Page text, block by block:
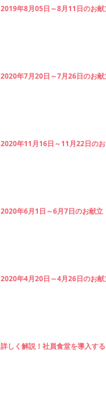
2019年8月05日～8月11日のお献
2020年7月20日～7月26日のお献
2020年11月16日～11月22日の
2020年6月1日～6月7日のお献立
2020年4月20日～4月26日のお献
詳しく解説！社員食堂を導入す